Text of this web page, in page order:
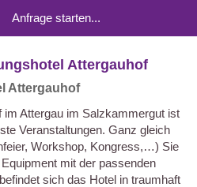
Attergauhof
Attergauhof
im Attergau im Salzkammergut ist
Veranstaltungen. Ganz gleich
Workshop, Kongress,…) Sie
mit der passenden
sich das Hotel in traumhaft